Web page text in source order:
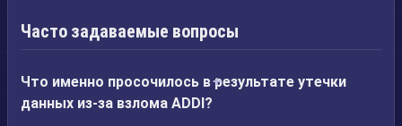
Часто задаваемые вопросы
Что именно просочилось в результате утечки
данных из-за взлома ADDI?